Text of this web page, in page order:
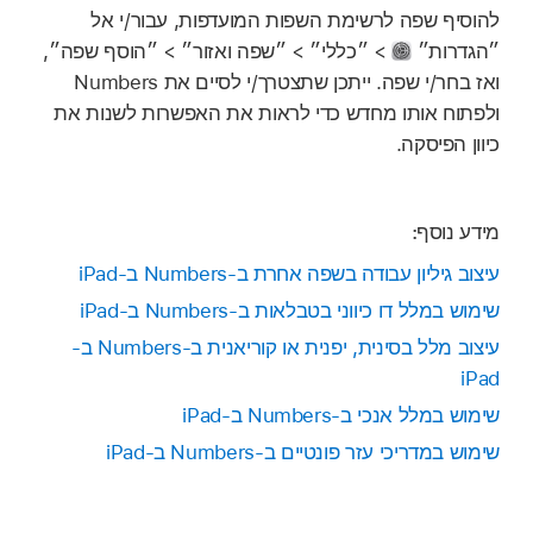
להוסיף שפה לרשימת השפות המועדפות, עבור/י אל
״הגדרות״
> ״כללי״ > ״שפה ואזור״ > ״הוסף שפה״,
ואז בחר/י שפה. ייתכן שתצטרך/י לסיים את Numbers
ולפתוח אותו מחדש כדי לראות את האפשרות לשנות את
כיוון הפיסקה.
מידע נוסף:
עיצוב גיליון עבודה בשפה אחרת ב-Numbers ב-iPad
שימוש במלל דו כיווני בטבלאות ב-Numbers ב-iPad
עיצוב מלל בסינית, יפנית או קוריאנית ב-Numbers ב-
iPad
שימוש במלל אנכי ב-Numbers ב-iPad
שימוש במדריכי עזר פונטיים ב-Numbers ב-iPad